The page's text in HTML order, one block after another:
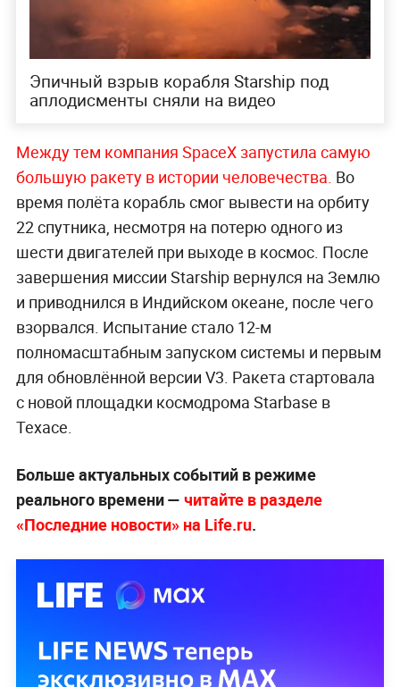
Эпичный взрыв корабля Starship под
аплодисменты сняли на видео
Между тем компания SpaceX запустила самую
большую ракету в истории человечества. Во
время полёта корабль смог вывести на орбиту
22 спутника, несмотря на потерю одного из
шести двигателей при выходе в космос. После
завершения миссии Starship вернулся на Землю
и приводнился в Индийском океане, после чего
взорвался. Испытание стало 12-м
полномасштабным запуском системы и первым
для обновлённой версии V3. Ракета стартовала
с новой площадки космодрома Starbase в
Техасе.
Больше актуальных событий в режиме
реального времени — читайте в разделе
«Последние новости» на Life.ru.